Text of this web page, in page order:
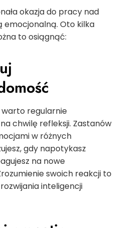
okazja do pracy nad
emocjonalną. Oto kilka
to osiągnąć:
warto regularnie
chwilę refleksji. Zastanów
w różnych
gdy napotykasz
na nowe
swoich reakcji to
inteligencji